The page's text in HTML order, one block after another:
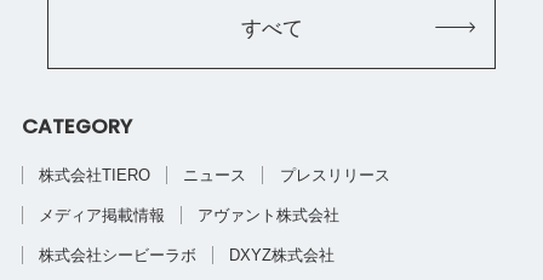
すべて
CATEGORY
株式会社TIERO ニュース プレスリリース
メディア掲載情報 アヴァント株式会社
株式会社シービーラボ DXYZ株式会社